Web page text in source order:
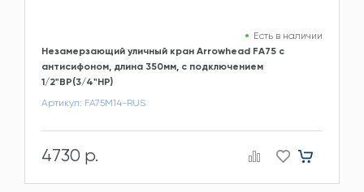
Есть в наличии
Незамерзающий уличный кран Arrowhead FA75 с
антисифоном, длина 350мм, c подключением
1/2"ВР(3/4"НР)
Артикул: FA75M14-RUS
4730 р.